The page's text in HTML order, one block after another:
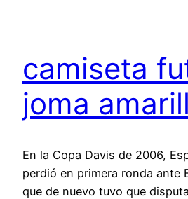
camiseta
joma
En la Copa Davis de 2006,
perdió en primera ronda ante
que de nuevo tuvo que